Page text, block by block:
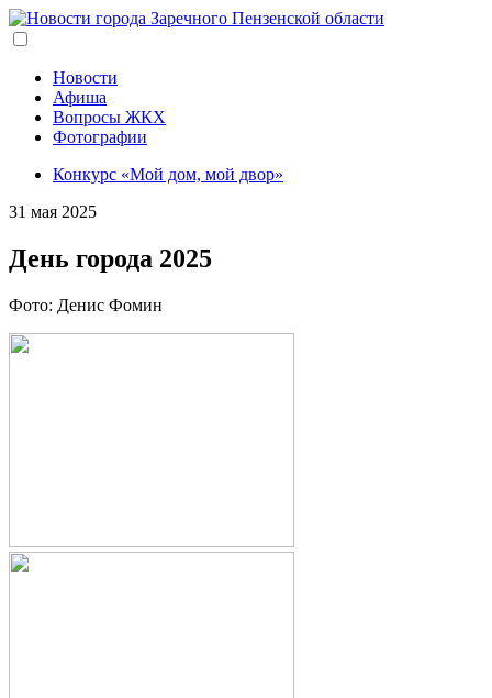
Перейти
к
содержанию
Новости
Афиша
Вопросы ЖКХ
Фотографии
Конкурс «Мой дом, мой двор»
31 мая 2025
День города 2025
Фото: Денис Фомин